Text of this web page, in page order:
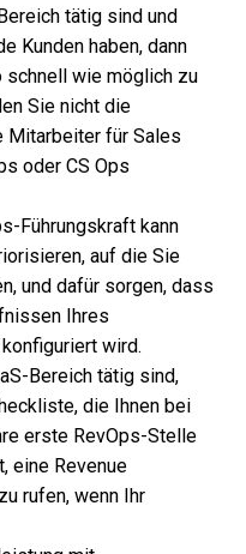
tätig sind und
Kunden haben, dann
schnell wie möglich zu
Sie nicht die
Mitarbeiter für Sales
oder CS Ops
Führungskraft kann
auf die Sie
und dafür sorgen, dass
Ihres
wird.
Bereich tätig sind,
die Ihnen bei
erste RevOps-Stelle
eine Revenue
rufen, wenn Ihr